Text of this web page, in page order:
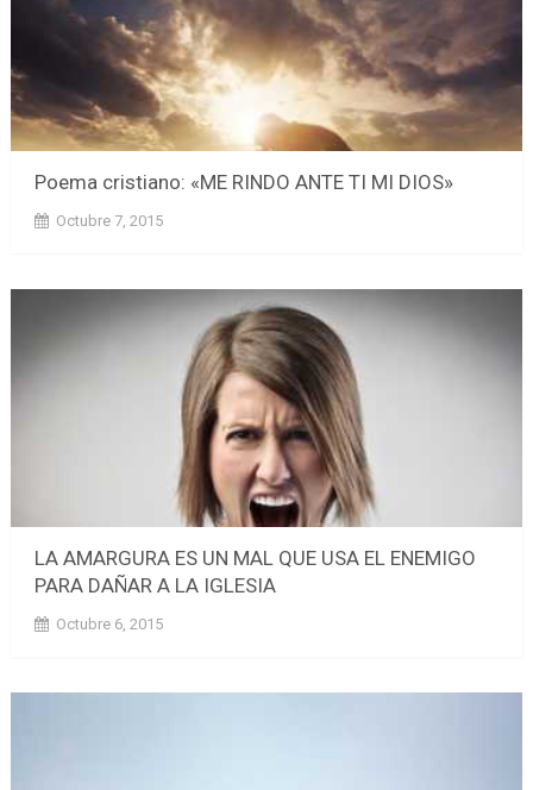
Poema cristiano: «ME RINDO ANTE TI MI DIOS»
Octubre 7, 2015
LA AMARGURA ES UN MAL QUE USA EL ENEMIGO
PARA DAÑAR A LA IGLESIA
Octubre 6, 2015